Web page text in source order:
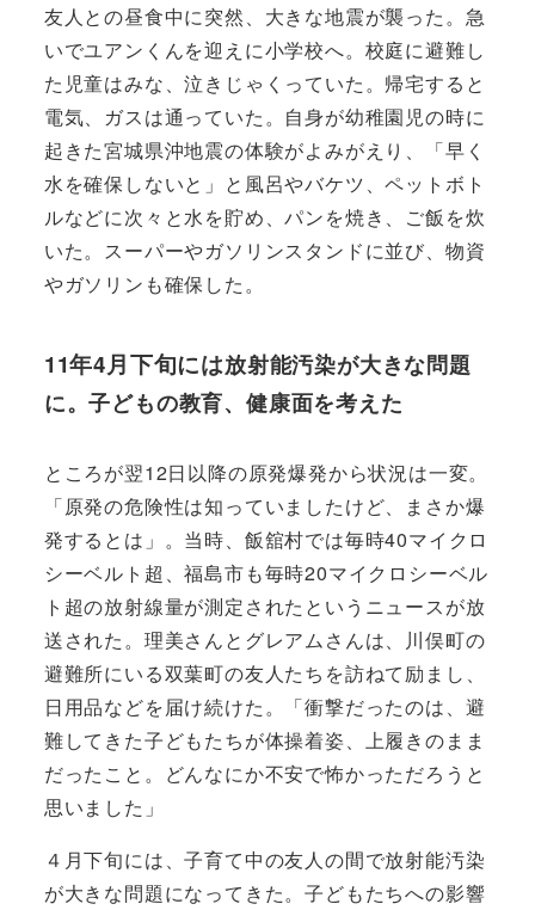
友人との昼食中に突然、大きな地震が襲った。急
いでユアンくんを迎えに小学校へ。校庭に避難し
た児童はみな、泣きじゃくっていた。帰宅すると
電気、ガスは通っていた。自身が幼稚園児の時に
起きた宮城県沖地震の体験がよみがえり、「早く
水を確保しないと」と風呂やバケツ、ペットボト
ルなどに次々と水を貯め、パンを焼き、ご飯を炊
いた。スーパーやガソリンスタンドに並び、物資
やガソリンも確保した。
11年4月下旬には放射能汚染が大きな問題
に。子どもの教育、健康面を考えた
ところが翌12日以降の原発爆発から状況は一変。
「原発の危険性は知っていましたけど、まさか爆
発するとは」。当時、飯舘村では毎時40マイクロ
シーベルト超、福島市も毎時20マイクロシーベル
ト超の放射線量が測定されたというニュースが放
送された。理美さんとグレアムさんは、川俣町の
避難所にいる双葉町の友人たちを訪ねて励まし、
日用品などを届け続けた。「衝撃だったのは、避
難してきた子どもたちが体操着姿、上履きのまま
だったこと。どんなにか不安で怖かっただろうと
思いました」
４月下旬には、子育て中の友人の間で放射能汚染
が大きな問題になってきた。子どもたちへの影響